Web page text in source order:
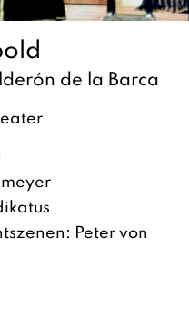
de la Barca
Peter von